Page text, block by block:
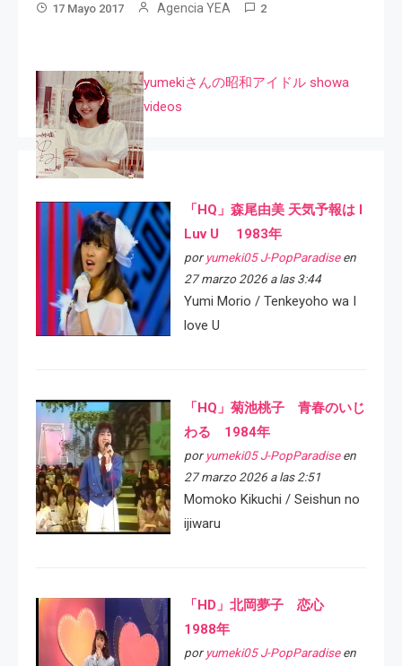
17 Mayo 2017 Agencia YEA 2
yumekiさんの昭和アイドル showa
videos
「HQ」森尾由美 天気予報は I
Luv U 1983年
por yumeki05 J-PopParadiseen
27 marzo 2026 a las 3:44
Yumi Morio / Tenkeyoho wa I
love U
「HQ」菊池桃子 青春のいじ
わる 1984年
por yumeki05 J-PopParadiseen
27 marzo 2026 a las 2:51
Momoko Kikuchi / Seishun no
ijiwaru
「HD」北岡夢子 恋心
1988年
por yumeki05 J-PopParadiseen